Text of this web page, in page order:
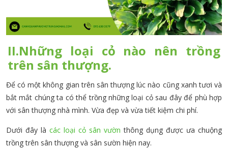
II.Những loại cỏ nào nên trồng
trên sân thượng.
Để có một không gian trên sân thượng lúc nào cũng xanh tươi và
bắt mắt chúng ta có thể trồng những loại cỏ sau đây để phù hợp
với sân thượng nhà mình. Vừa đẹp và vừa tiết kiệm chi phí.
Dưới đây là các loại cỏ sân vườn thông dụng được ưa chuộng
trồng trên sân thượng và sân sườn hiện nay.